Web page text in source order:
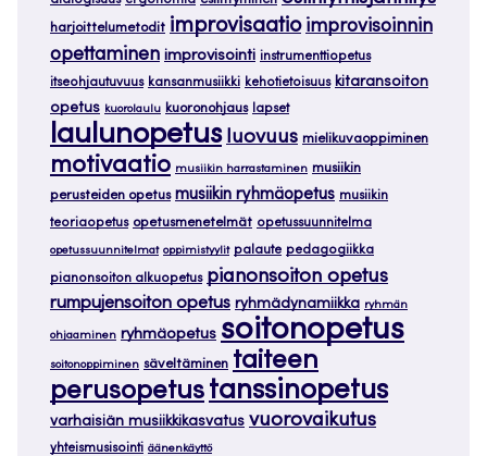
harjoittelumetodit improvisaatio improvisoinnin
opettaminen improvisointi instrumenttiopetus
itseohjautuvuus kansanmusiikki kehotietoisuus kitaransoiton
opetus kuorolaulu kuoronohjaus lapset
laulunopetus luovuus mielikuvaoppiminen
motivaatio musiikin harrastaminen musiikin
perusteiden opetus musiikin ryhmäopetus musiikin
teoriaopetus opetusmenetelmät opetussuunnitelma
opetussuunnitelmat oppimistyylit palaute pedagogiikka
pianonsoiton alkuopetus pianonsoiton opetus
rumpujensoiton opetus ryhmädynamiikka ryhmän
ohjaaminen ryhmäopetus soitonopetus
soitonoppiminen säveltäminen taiteen
perusopetus tanssinopetus
varhaisiän musiikkikasvatus vuorovaikutus
yhteismusisointi äänenkäyttö